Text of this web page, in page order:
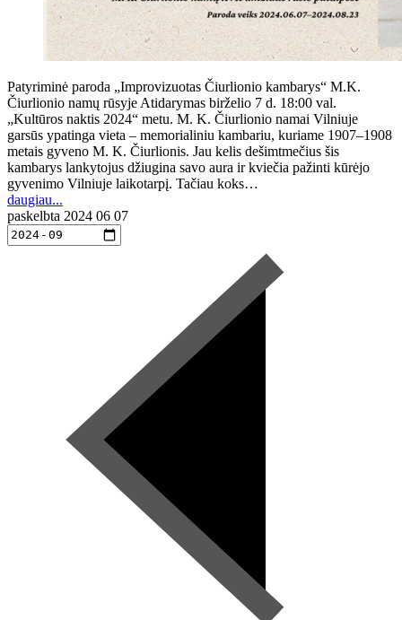
Patyriminė paroda „Improvizuotas Čiurlionio kambarys“ M.K.
Čiurlionio namų rūsyje Atidarymas birželio 7 d. 18:00 val.
„Kultūros naktis 2024“ metu. M. K. Čiurlionio namai Vilniuje
garsūs ypatinga vieta – memorialiniu kambariu, kuriame 1907–1908
metais gyveno M. K. Čiurlionis. Jau kelis dešimtmečius šis
kambarys lankytojus džiugina savo aura ir kviečia pažinti kūrėjo
gyvenimo Vilniuje laikotarpį. Tačiau koks…
daugiau...
paskelbta 2024 06 07